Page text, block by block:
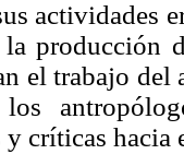
actividades
producción
el trabajo
y críticas